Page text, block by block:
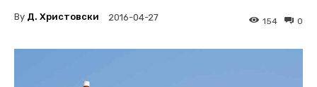
By Д. Христовски 2016-04-27 0
154